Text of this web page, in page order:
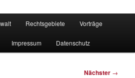
Rechtsgebiete Vorträge
Impressum Datenschutz
Nächster →